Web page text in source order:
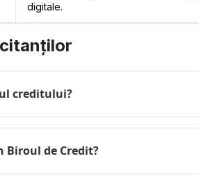
digitale.
creditului?
Biroul de Credit?